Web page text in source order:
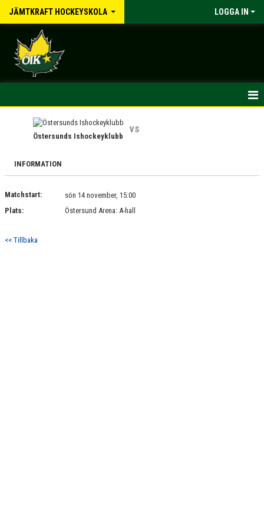
JÄMTKRAFT HOCKEYSKOLA LOGGA IN
KALENDER
MATCHER
BILDGALLERI
Östersunds Ishockeyklubb
vs
INFORMATION
Matchstart:
sön 14 november, 15:00
Plats:
Östersund Arena: A-hall
<< Tillbaka